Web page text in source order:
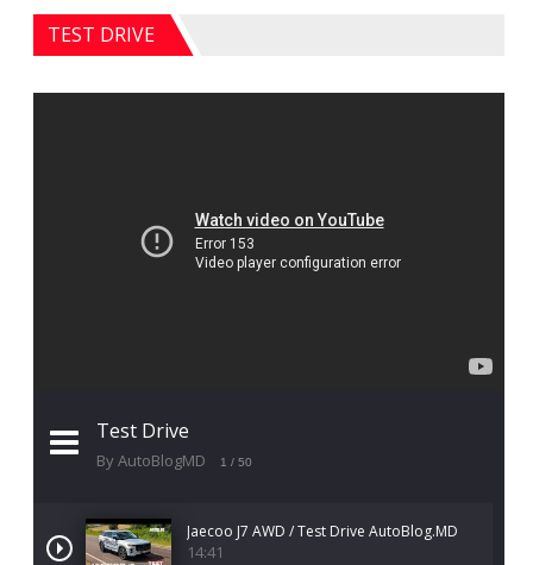
TEST DRIVE
Test Drive
By AutoBlogMD 1 / 50
Jaecoo J7 AWD / Test Drive AutoBlog.MD
14:41